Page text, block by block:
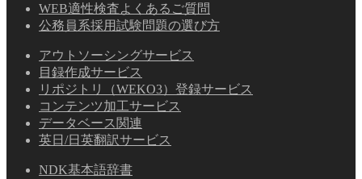
WEB適性検査よくあるご質問
公務員系採用試験問題の選び方
アウトソーシングサービス
目録作成サービス
リポジトリ（WEKO3）登録サービス
コンテンツ加工サービス
データベース関連
英日/日英翻訳サービス
NDK基本語辞書